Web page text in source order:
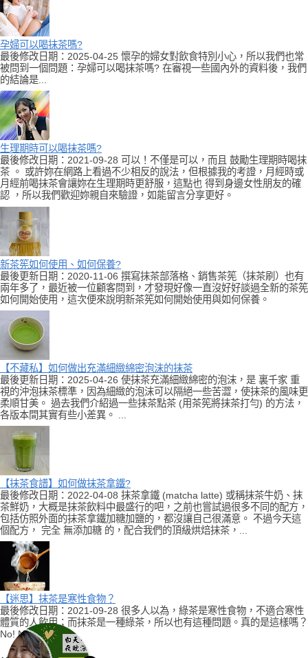
孕婦可以喝抹茶嗎?
最後修改日期：2025-04-25 懷孕的婦女對飲食特別小心，所以我們也常
被問到一個問題：孕婦可以喝抹茶嗎? 在審視一些國內外的資料後，我們
的結論是...
生理期時可以喝抹茶嗎?
最後修改日期：2021-09-28 可以！不僅是可以，而且 鼓勵生理期時喝抹
茶 。 或許妳在網路上看過不少相反的說法，但根據我的考證，月經時或
月經前喝抹茶會讓妳在生理期時更舒服，這點也 得到身邊女性朋友的確
認 ，所以我們歡迎妳親自來驗證，如能留言分享更好。
新茶筅如何使用、如何保養?
最後更新日期：2020-11-06 撰寫抹茶部落格、銷售茶筅（抹茶刷）也有
兩年多了，最近被一位顧客問到，才發現好像一直沒好好談過全新的茶筅
如何開始使用，這次便來說明新茶筅如何開始使用與如何保養。
【不藏私】如何做出充滿細緻綿密泡沫的抹茶
最後更新日期：2025-04-26 使抹茶充滿細緻綿密的泡沫，是 裏千家 重
視的沖泡抹茶標準，因為細緻的泡沫可以隔絕一些苦澀，使抹茶的風味更
柔順甘美。 過去我們介紹過一些抹茶點茶 (用茶筅將抹茶打勻) 的方法，
各版本間其實有些小差異。 ...
【抹茶食譜】如何做抹茶拿鐵?
最後修改日期：2022-04-08 抹茶拿鐵 (matcha latte) 或稱抹茶牛奶、抹
茶鮮奶，大概是抹茶飲料中最盛行的吧，之前也嘗試過很多不同的配方，
包括仿照外面的抹茶拿鐵加糖加鹽的，都沒讓自己很滿意。 不過今天這
個配方， 完全 無添加糖 的，配合我們的頂級烘焙抹茶，...
【迷思】抹茶是寒性食物？
最後修改日期：2021-09-28 很多人以為，綠茶是寒性食物，不適合寒性
體質的人飲用；而抹茶是一種綠茶，所以也有這種問題。真的是這樣嗎？
No! No! No!